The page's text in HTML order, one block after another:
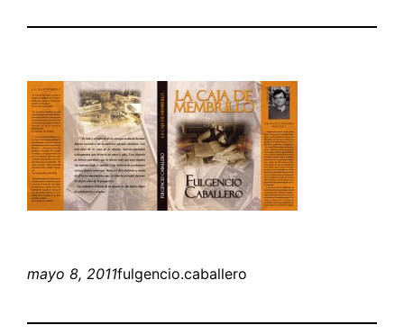
mayo 8, 2011fulgencio.caballero